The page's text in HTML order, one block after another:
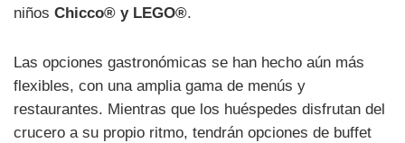
niños Chicco® y LEGO®.
Las opciones gastronómicas se han hecho aún más
flexibles, con una amplia gama de menús y
restaurantes. Mientras que los huéspedes disfrutan del
crucero a su propio ritmo, tendrán opciones de buffet